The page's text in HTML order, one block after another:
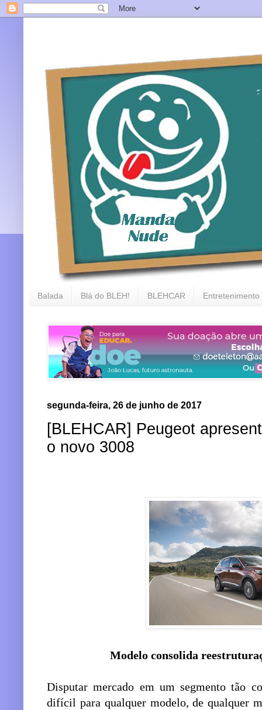
Balada Blá do BLEH! BLEHCAR Entretenimento
segunda-feira, 26 de junho de 2017
[BLEHCAR] Peugeot
o novo 3008
Modelo consolida
Disputar mercado em um segmento tão
difícil para qualquer modelo, de qualquer